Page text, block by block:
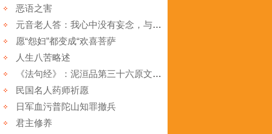
恶语之害
元音老人答：我心中没有妄念，与西方净土有什么两样？
愿“怨妇”都变成“欢喜菩萨
人生八苦略述
《法句经》：泥洹品第三十六原文和白话译文
民国名人药师祈愿
日军血污普陀山知罪撤兵
君主修养